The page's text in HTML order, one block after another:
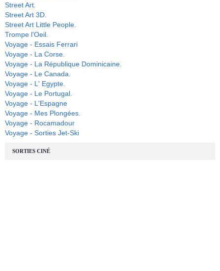
Street Art.
Street Art 3D.
Street Art Little People.
Trompe l'Oeil.
Voyage - Essais Ferrari
Voyage - La Corse.
Voyage - La République Dominicaine.
Voyage - Le Canada.
Voyage - L' Egypte.
Voyage - Le Portugal.
Voyage - L'Espagne
Voyage - Mes Plongées.
Voyage - Rocamadour
Voyage - Sorties Jet-Ski
SORTIES CINÉ